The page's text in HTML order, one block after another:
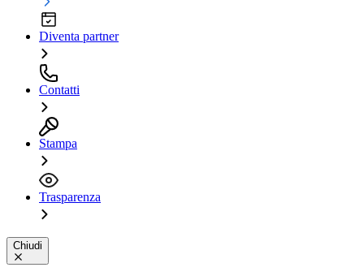
Diventa partner
Contatti
Stampa
Trasparenza
Chiudi